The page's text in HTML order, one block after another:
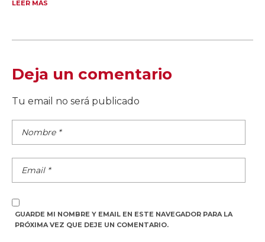
LEER MÁS
Deja un comentario
Tu email no será publicado
GUARDE MI NOMBRE Y EMAIL EN ESTE NAVEGADOR PARA LA
PRÓXIMA VEZ QUE DEJE UN COMENTARIO.